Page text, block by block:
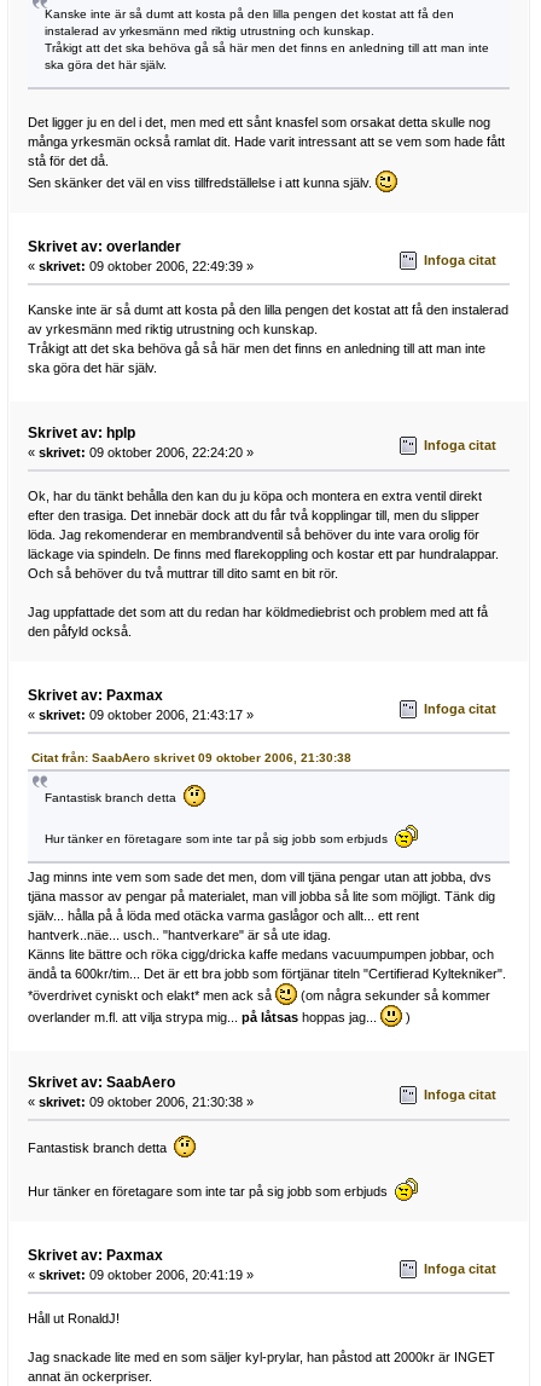
Kanske inte är så dumt att kosta på den lilla pengen det kostat att få den
instalerad av yrkesmänn med riktig utrustning och kunskap.
Tråkigt att det ska behöva gå så här men det finns en anledning till att man inte
ska göra det här själv.
Det ligger ju en del i det, men med ett sånt knasfel som orsakat detta skulle nog
många yrkesmän också ramlat dit. Hade varit intressant att se vem som hade fått
stå för det då.
Sen skänker det väl en viss tillfredställelse i att kunna själv.
Skrivet av: overlander
« skrivet: 09 oktober 2006, 22:49:39 » Infoga citat
Kanske inte är så dumt att kosta på den lilla pengen det kostat att få den instalerad
av yrkesmänn med riktig utrustning och kunskap.
Tråkigt att det ska behöva gå så här men det finns en anledning till att man inte
ska göra det här själv.
Skrivet av: hplp
« skrivet: 09 oktober 2006, 22:24:20 » Infoga citat
Ok, har du tänkt behålla den kan du ju köpa och montera en extra ventil direkt
efter den trasiga. Det innebär dock att du får två kopplingar till, men du slipper
löda. Jag rekomenderar en membrandventil så behöver du inte vara orolig för
läckage via spindeln. De finns med flarekoppling och kostar ett par hundralappar.
Och så behöver du två muttrar till dito samt en bit rör.
Jag uppfattade det som att du redan har köldmediebrist och problem med att få
den påfyld också.
Skrivet av: Paxmax
« skrivet: 09 oktober 2006, 21:43:17 » Infoga citat
Citat från: SaabAero skrivet 09 oktober 2006, 21:30:38
Fantastisk branch detta
Hur tänker en företagare som inte tar på sig jobb som erbjuds
Jag minns inte vem som sade det men, dom vill tjäna pengar utan att jobba, dvs
tjäna massor av pengar på materialet, man vill jobba så lite som möjligt. Tänk dig
själv... hålla på å löda med otäcka varma gaslågor och allt... ett rent
hantverk..näe... usch.. "hantverkare" är så ute idag.
Känns lite bättre och röka cigg/dricka kaffe medans vacuumpumpen jobbar, och
ändå ta 600kr/tim... Det är ett bra jobb som förtjänar titeln "Certifierad Kyltekniker".
*överdrivet cyniskt och elakt* men ack så
(om några sekunder så kommer
overlander m.fl. att vilja strypa mig... på låtsashoppas jag... )
Skrivet av: SaabAero
« skrivet: 09 oktober 2006, 21:30:38 » Infoga citat
Fantastisk branch detta
Hur tänker en företagare som inte tar på sig jobb som erbjuds
Skrivet av: Paxmax
« skrivet: 09 oktober 2006, 20:41:19 » Infoga citat
Håll ut RonaldJ!
Jag snackade lite med en som säljer kyl-prylar, han påstod att 2000kr är INGET
annat än ockerpriser.